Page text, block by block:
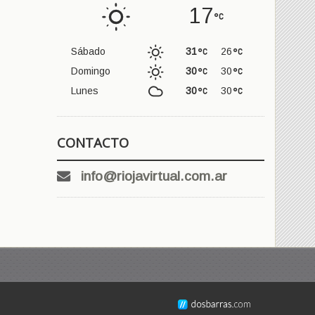
17
Sábado 26
31
Domingo
30
30
Lunes
30
30
CONTACTO
info@riojavirtual.com.ar